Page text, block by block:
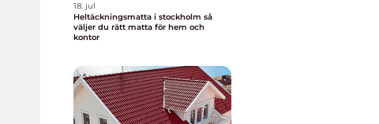
18. jul
Heltäckningsmatta i stockholm så
väljer du rätt matta för hem och
kontor